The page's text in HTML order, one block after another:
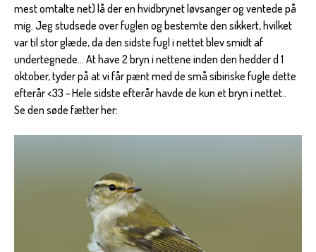
mest omtalte net) lå der en hvidbrynet løvsanger og ventede på
mig. Jeg studsede over fuglen og bestemte den sikkert, hvilket
var til stor glæde, da den sidste fugl i nettet blev smidt af
undertegnede… At have 2 bryn i nettene inden den hedder d 1
oktober, tyder på at vi får pænt med de små sibiriske fugle dette
efterår <33 - Hele sidste efterår havde de kun et bryn i nettet..
Se den søde fætter her: